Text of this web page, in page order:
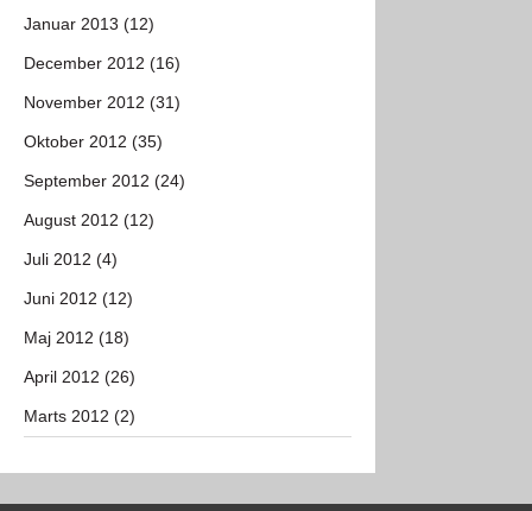
Januar 2013 (12)
December 2012 (16)
November 2012 (31)
Oktober 2012 (35)
September 2012 (24)
August 2012 (12)
Juli 2012 (4)
Juni 2012 (12)
Maj 2012 (18)
April 2012 (26)
Marts 2012 (2)